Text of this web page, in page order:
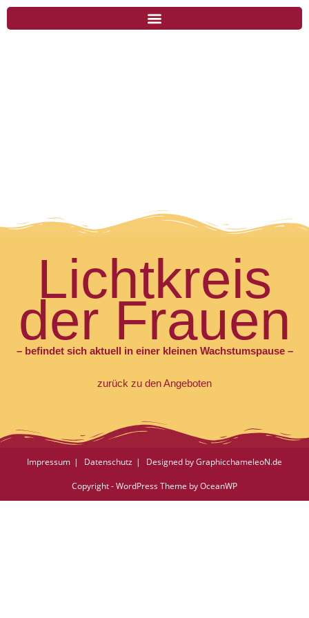
Lichtkreis
der Frauen
– befindet sich aktuell in einer kleinen Wachstumspause –
zurück zu den Angeboten
Impressum Datenschutz Designed by GraphicchameleoN.de
Copyright - WordPress Theme by OceanWP